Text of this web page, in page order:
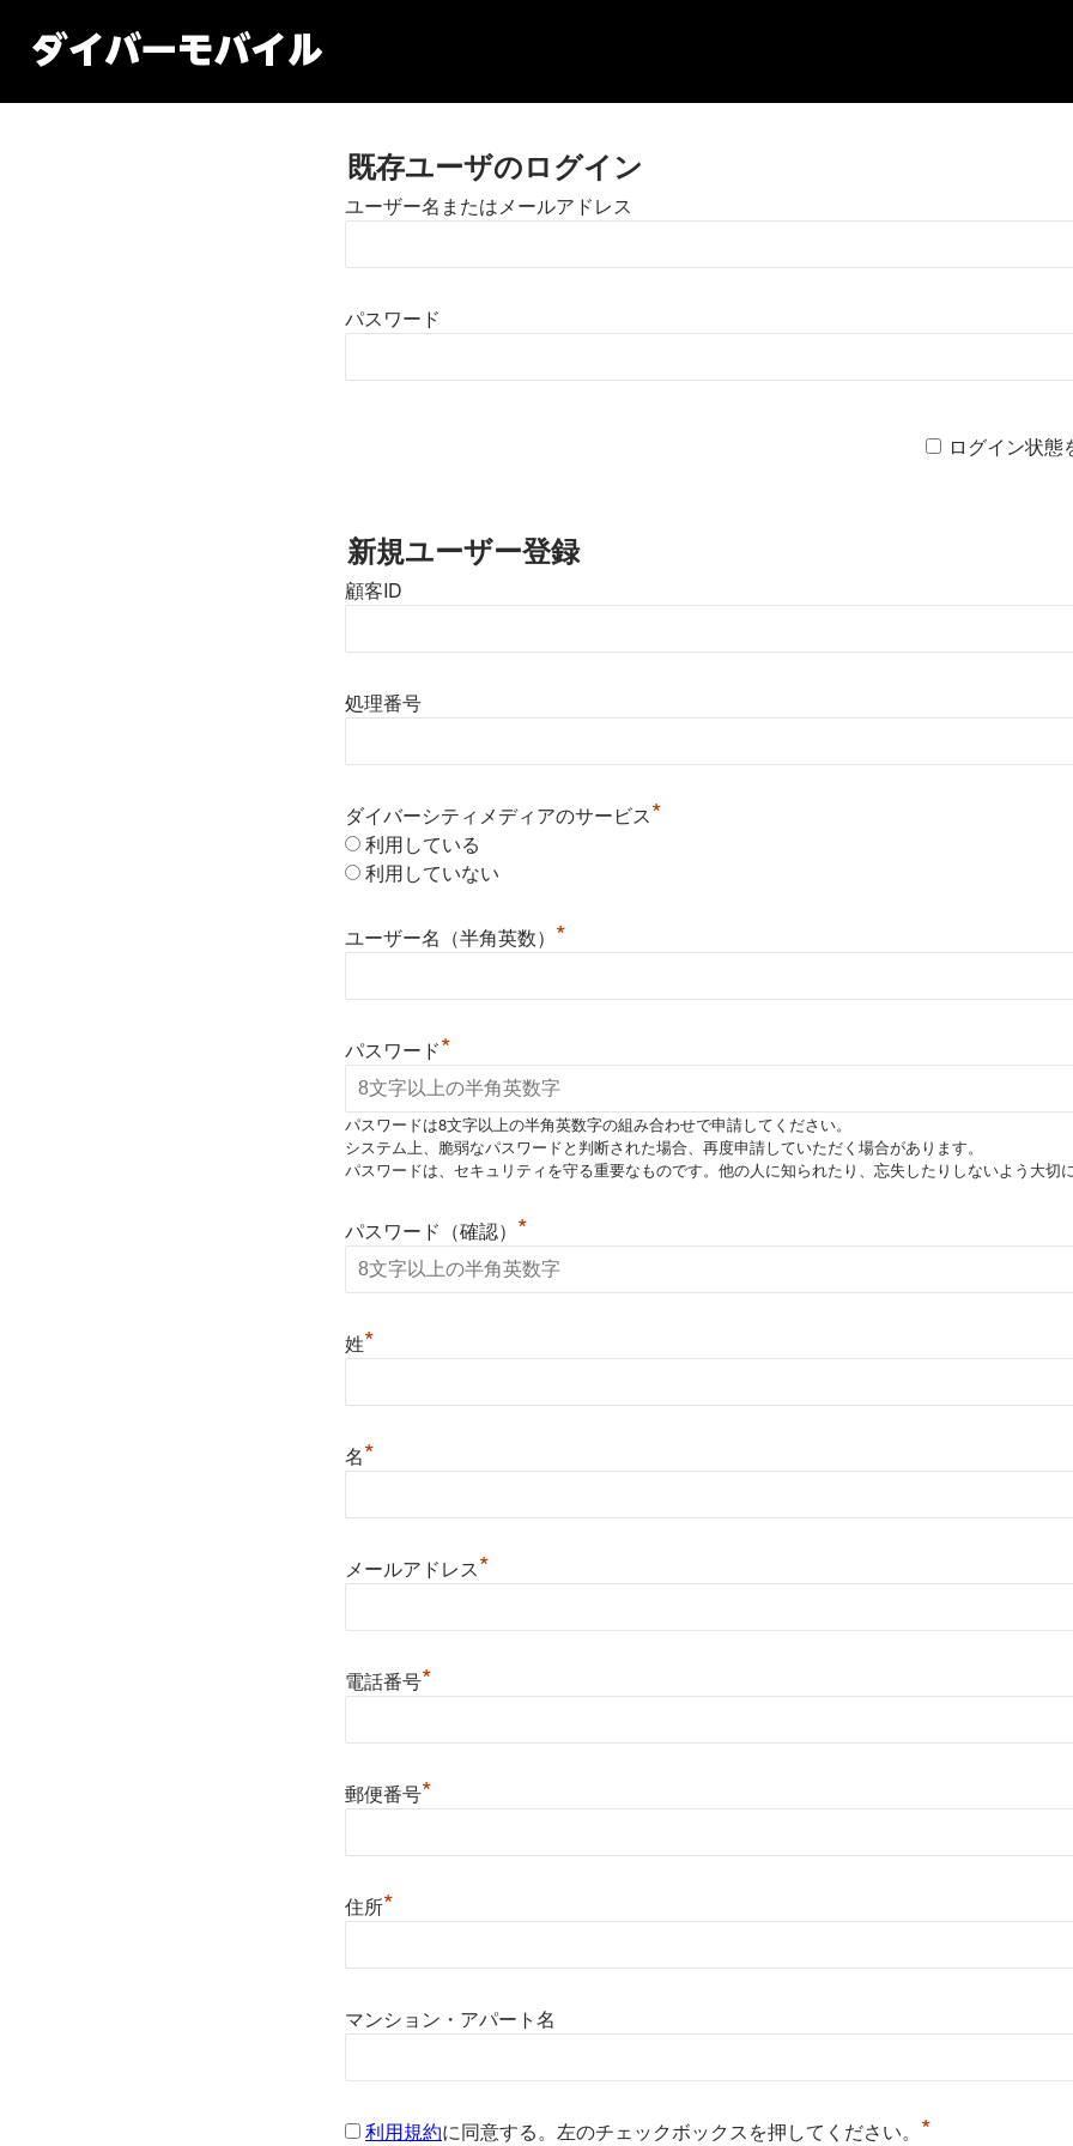
既存ユーザのログイン
ユーザー名またはメールアドレス
パスワード
ログイン状態
新規ユーザー登録
顧客ID
処理番号
ダイバーシティメディアのサービス*
利用している
利用していない
ユーザー名（半角英数） *
パスワード*
パスワードは8文字以上の半角英数字の組み合わせで申請してください。
システム上、脆弱なパスワードと判断された場合、再度申請していただく場合があります。
パスワードは、セキュリティを守る重要なものです。他の人に知られたり、忘失したりしないよう大切
パスワード（確認） *
姓*
名*
メールアドレス*
電話番号*
郵便番号*
住所*
マンション・アパート名
利用規約に同意する。左のチェックボックスを押してください。 *